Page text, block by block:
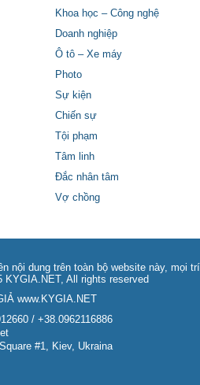
Khoa học – Công nghệ
Doanh nghiệp
Ô tô – Xe máy
Photo
Sự kiện
Chiến sự
Tội phạm
Tâm linh
Đắc nhân tâm
Vợ chồng
nội dung trên toàn bộ website này, mọi
KYGIA.NET, All rights reserved
www.KYGIA.NET
/ +38.0962116886
#1, Kiev, Ukraina